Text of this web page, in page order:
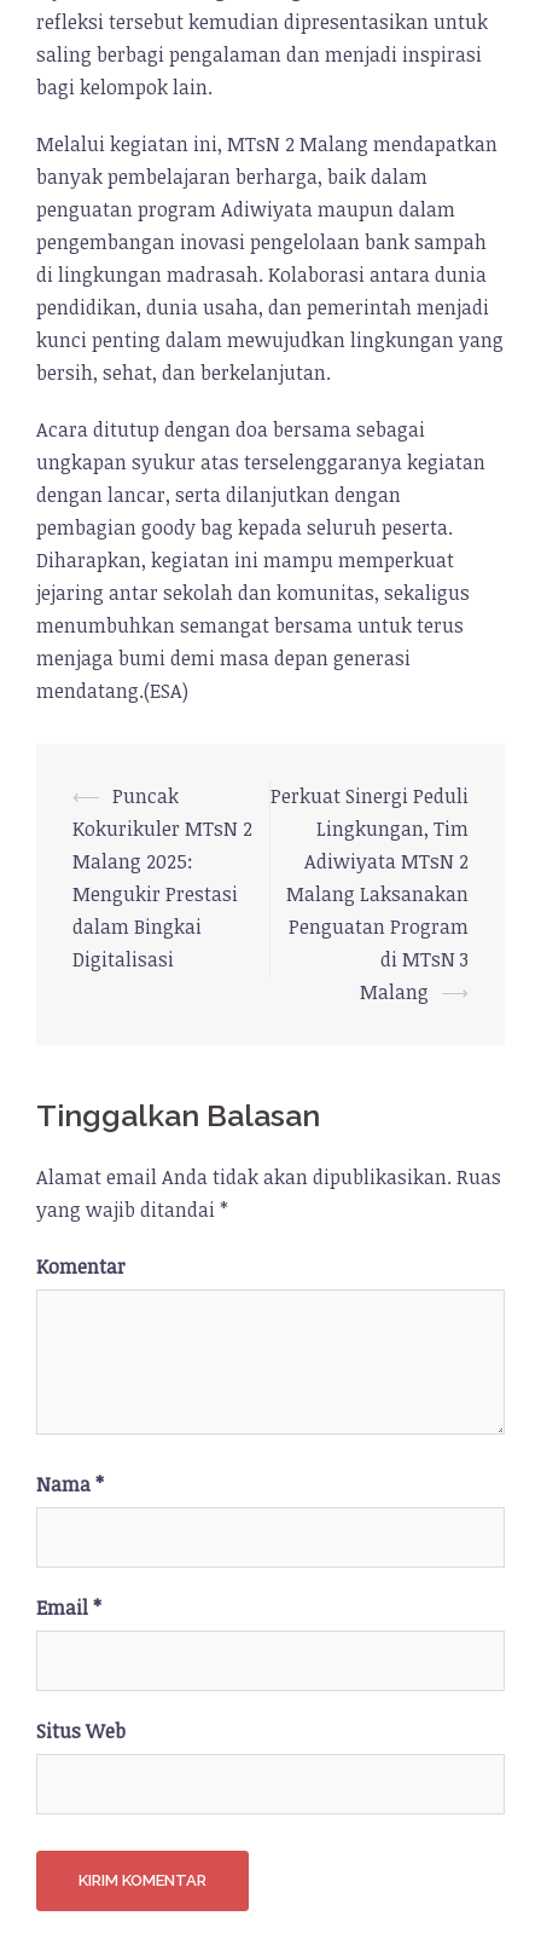
refleksi tersebut kemudian dipresentasikan untuk
saling berbagi pengalaman dan menjadi inspirasi
bagi kelompok lain.
Melalui kegiatan ini, MTsN 2 Malang mendapatkan
banyak pembelajaran berharga, baik dalam
penguatan program Adiwiyata maupun dalam
pengembangan inovasi pengelolaan bank sampah
di lingkungan madrasah. Kolaborasi antara dunia
pendidikan, dunia usaha, dan pemerintah menjadi
kunci penting dalam mewujudkan lingkungan yang
bersih, sehat, dan berkelanjutan.
Acara ditutup dengan doa bersama sebagai
ungkapan syukur atas terselenggaranya kegiatan
dengan lancar, serta dilanjutkan dengan
pembagian goody bag kepada seluruh peserta.
Diharapkan, kegiatan ini mampu memperkuat
jejaring antar sekolah dan komunitas, sekaligus
menumbuhkan semangat bersama untuk terus
menjaga bumi demi masa depan generasi
mendatang.(ESA)
Navigasi
Tulisan
⟵ Puncak
Kokurikuler MTsN 2
Malang 2025:
Mengukir Prestasi
dalam Bingkai
Digitalisasi
Perkuat Sinergi Peduli
Lingkungan, Tim
Adiwiyata MTsN 2
Malang Laksanakan
Penguatan Program
di MTsN 3
Malang ⟶
Tinggalkan Balasan
Alamat email Anda tidak akan dipublikasikan. Ruas
yang wajib ditandai*
Komentar
Nama*
Email*
Situs Web